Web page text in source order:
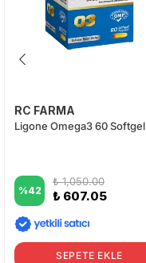
RC FARMA
Ligone Omega3 60 Softgel
%42
₺ 1,050.00
₺ 607.05
SEPETE EKLE